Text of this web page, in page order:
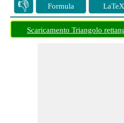
👎 Formula LaTeX
Scaricamento Triangolo